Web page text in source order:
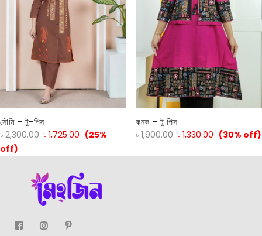
সৌমি – টু-পিস
৳2,300.00 ৳ 1,725.00 (25%
off)
কনক – টু পিস
৳1,900.00 ৳ 1,330.00 (30% off)